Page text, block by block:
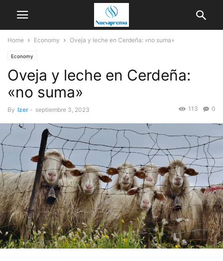
Home Economy Oveja y leche en Cerdeña: «no suma»
Economy
Oveja y leche en Cerdeña:
«no suma»
By Izer - septiembre 3, 2023 0
113